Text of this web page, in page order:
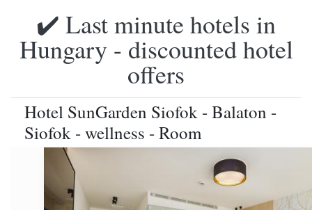
✔️ Last minute hotels in
Hungary - discounted hotel
offers
Hotel SunGarden Siofok - Balaton -
Siofok - wellness - Room